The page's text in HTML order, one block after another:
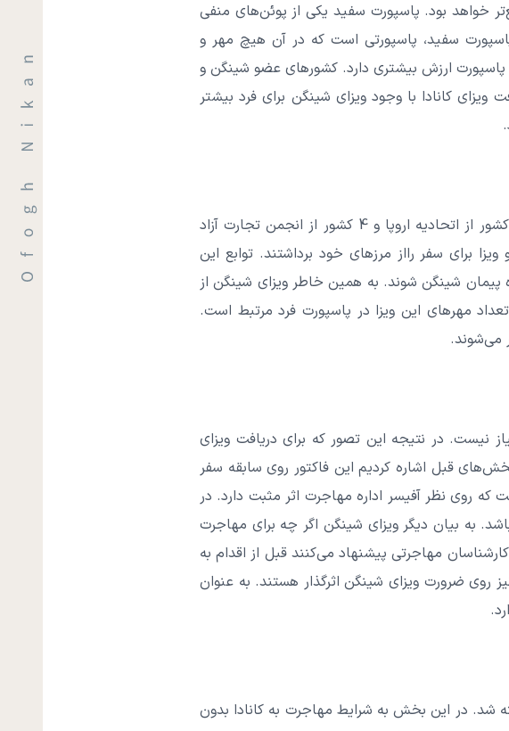
خواهد بود. پاسپورت سفید یکی از پوئن‌های منفی
سفید، پاسپورتی است که در آن هیچ مهر و
ارزش بیشتری دارد. کشورهای عضو شینگن و
کانادا با وجود ویزای شینگن برای فرد بیشتر
در این بخش به معرفی کوتاه ویزای شینگن خواهیم پرداخت. این ویزا مربوط به 22 کشور از اتحادیه اروپا و 4 کشور از انجمن تجارت آزاد
برای سفر رااز مرزهای خود برداشتند. توابع این
پیمان شینگن شوند. به همین خاطر ویزای شینگن از
مهرهای این ویزا در پاسپورت فرد مرتبط است.
می‌شوند.
نیست. در نتیجه این تصور که برای دریافت ویزای
قبل اشاره کردیم این فاکتور روی سابقه سفر
روی نظر آفیسر اداره مهاجرت اثر مثبت دارد. در
به بیان دیگر ویزای شینگن اگر چه برای مهاجرت
مهاجرتی پیشنهاد می‌کنند قبل از اقدام به
روی ضرورت ویزای شینگن اثرگذار هستند. به عنوان
شد. در این بخش به شرایط مهاجرت به کانادا بدون